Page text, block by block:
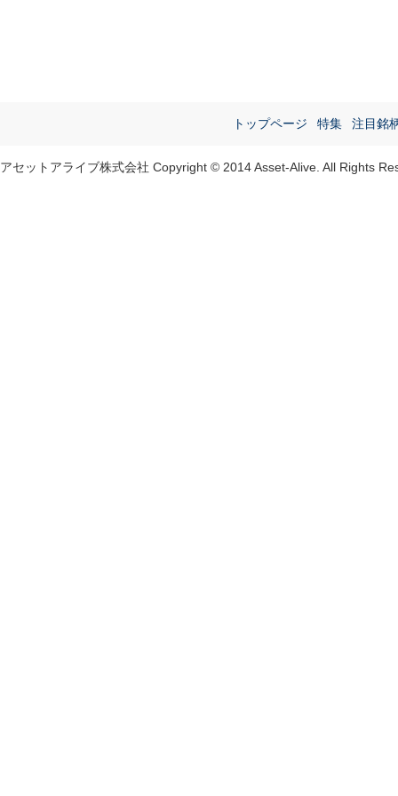
トップページ 特集 注目銘
アセットアライブ株式会社 Copyright © 2014 Asset-Alive. All Rights